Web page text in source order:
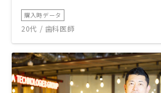
購入時データ
20代 / 歯科医師